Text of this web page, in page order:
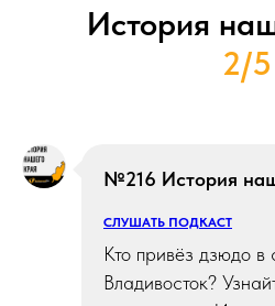
Зарубино 104.0 fm
Лесозаводск 90.0 fm
История
2/5
№216 История
СЛУШАТЬ ПОДКАСТ
Кто привёз дзюдо в
Владивосток?